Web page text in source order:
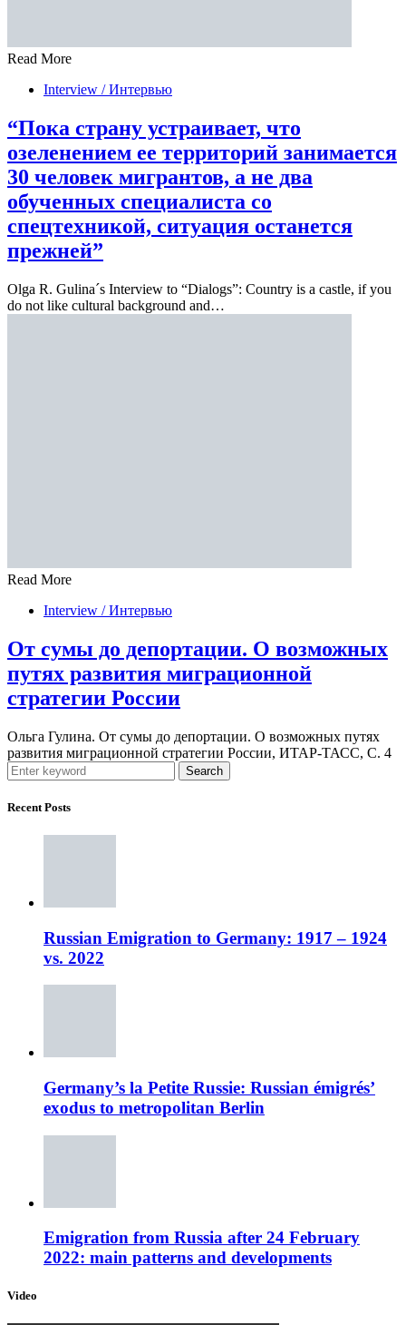
Read More
Interview / Интервью
“Пока страну устраивает, что
озеленением ее территорий занимается
30 человек мигрантов, а не два
обученных специалиста со
спецтехникой, ситуация останется
прежней”
Olga R. Gulina´s Interview to “Dialogs”: Country is a castle, if you
do not like cultural background and…
Read More
Interview / Интервью
От сумы до депортации. О возможных
путях развития миграционной
стратегии России
Ольга Гулина. От сумы до депортации. О возможных путях
развития миграционной стратегии России, ИТАР-ТАСС, С. 4
Search
Recent Posts
Russian Emigration to Germany: 1917 – 1924
vs. 2022
Germany’s la Petite Russie: Russian émigrés’
exodus to metropolitan Berlin
Emigration from Russia after 24 February
2022: main patterns and developments
Video